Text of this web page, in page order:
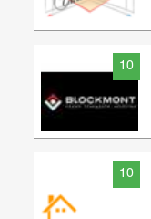
10
10